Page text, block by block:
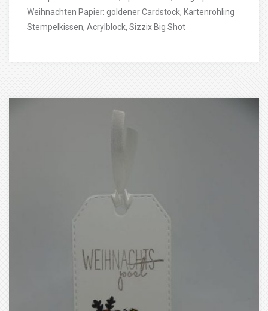
Weihnachten Papier: goldener Cardstock, Kartenrohling
Stempelkissen, Acrylblock, Sizzix Big Shot